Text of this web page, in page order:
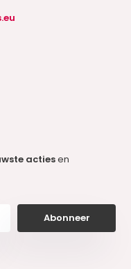
actiesen
Abonneer